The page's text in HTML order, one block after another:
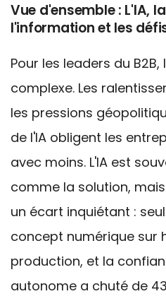
Vue d'ensemble : L'IA,
l'information et les
Pour les leaders du
complexe. Les
les pressions
de l'IA obligent les
avec moins. L'IA est
comme la solution,
un écart inquiétant :
concept numérique sur
production, et la
autonome a chuté de 43